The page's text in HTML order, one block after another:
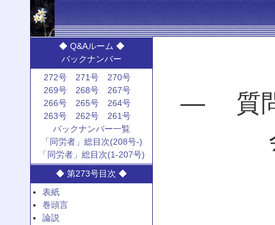
◆ Q&Aルーム ◆
バックナンバー
272号
271号
270号
269号
268号
267号
266号
265号
264号
263号
262号
261号
バックナンバー一覧
「同労者」総目次(208号-)
「同労者」総目次(1-207号)
◆ 第273号目次 ◆
表紙
巻頭言
論説
— 質問